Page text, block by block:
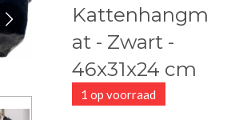
Kattenhangm
at - Zwart -
46x31x24 cm
1 op voorraad